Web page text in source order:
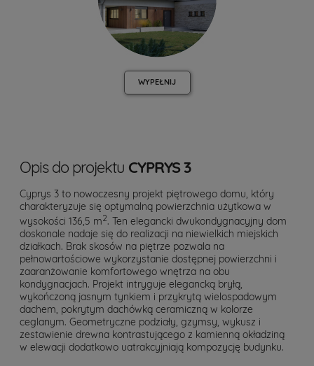
WYPEŁNIJ
Opis do projektu CYPRYS 3
Cyprys 3 to nowoczesny projekt piętrowego domu, który
charakteryzuje się optymalną powierzchnia użytkowa w
wysokości 136,5 m2. Ten elegancki dwukondygnacyjny dom
doskonale nadaje się do realizacji na niewielkich miejskich
działkach. Brak skosów na piętrze pozwala na
pełnowartościowe wykorzystanie dostępnej powierzchni i
zaaranżowanie komfortowego wnętrza na obu
kondygnacjach. Projekt intryguje elegancką bryłą,
wykończoną jasnym tynkiem i przykrytą wielospadowym
dachem, pokrytym dachówką ceramiczną w kolorze
ceglanym. Geometryczne podziały, gzymsy, wykusz i
zestawienie drewna kontrastującego z kamienną okładziną
w elewacji dodatkowo uatrakcyjniają kompozycję budynku.